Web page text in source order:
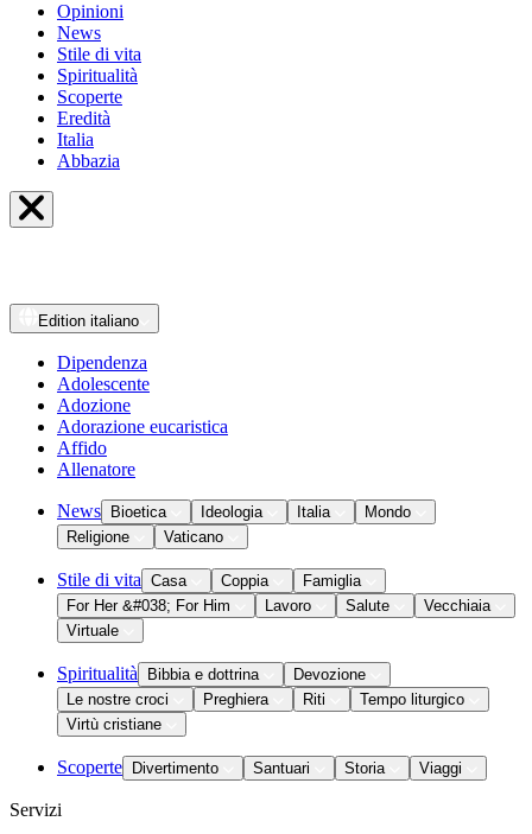
Opinioni
News
Stile di vita
Spiritualità
Scoperte
Eredità
Italia
Abbazia
Edition italiano
Dipendenza
Adolescente
Adozione
Adorazione eucaristica
Affido
Allenatore
News Bioetica Ideologia Italia
Mondo
Religione
Vaticano
Stile di vita Casa Coppia
Famiglia
For Her &#038; For Him
Lavoro Salute
Vecchiaia
Virtuale
Spiritualità Bibbia e dottrina
Devozione
Le nostre croci
Preghiera Riti
Tempo liturgico
Virtù cristiane
Scoperte Divertimento Santuari Storia Viaggi
Servizi